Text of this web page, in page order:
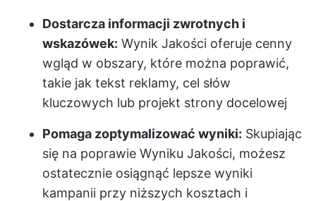
Dostarcza informacji zwrotnych i
wskazówek: Wynik Jakości oferuje cenny
wgląd w obszary, które można poprawić,
takie jak tekst reklamy, cel słów
kluczowych lub projekt strony docelowej
Pomaga zoptymalizować wyniki: Skupiając
się na poprawie Wyniku Jakości, możesz
ostatecznie osiągnąć lepsze wyniki
kampanii przy niższych kosztach i